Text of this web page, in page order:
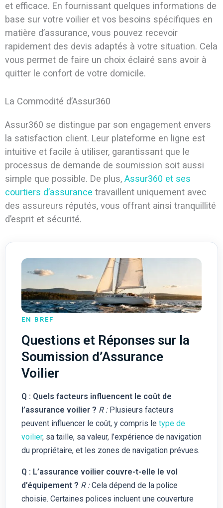
et efficace. En fournissant quelques informations de
base sur votre voilier et vos besoins spécifiques en
matière d’assurance, vous pouvez recevoir
rapidement des devis adaptés à votre situation. Cela
vous permet de faire un choix éclairé sans avoir à
quitter le confort de votre domicile.
La Commodité d’Assur360
Assur360 se distingue par son engagement envers
la satisfaction client. Leur plateforme en ligne est
intuitive et facile à utiliser, garantissant que le
processus de demande de soumission soit aussi
simple que possible. De plus, Assur360 et ses
courtiers d’assurance travaillent uniquement avec
des assureurs réputés, vous offrant ainsi tranquillité
d’esprit et sécurité.
EN BREF
Questions et Réponses sur la
Soumission d’Assurance
Voilier
Q : Quels facteurs influencent le coût de
l’assurance voilier ? R :Plusieurs facteurs
peuvent influencer le coût, y compris le type de
voilier, sa taille, sa valeur, l’expérience de navigation
du propriétaire, et les zones de navigation prévues.
Q : L’assurance voilier couvre-t-elle le vol
d’équipement ? R :Cela dépend de la police
choisie. Certaines polices incluent une couverture